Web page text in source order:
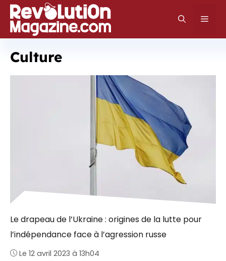
Aller
au
contenu
Culture
Le drapeau de l’Ukraine : origines de la lutte pour
l’indépendance face à l’agression russe
Le 12 avril 2023 à 13h04